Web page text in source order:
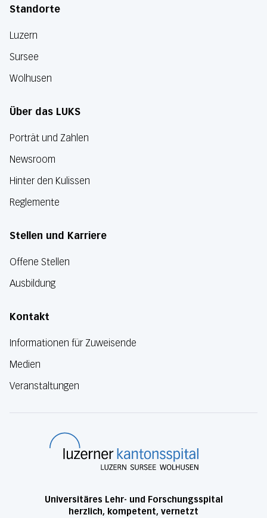
Standorte
Luzern
Sursee
Wolhusen
Über das LUKS
Porträt und Zahlen
Newsroom
Hinter den Kulissen
Reglemente
Stellen und Karriere
Offene Stellen
Ausbildung
Kontakt
Informationen für Zuweisende
Medien
Veranstaltungen
Universitäres Lehr- und Forschungsspital
herzlich, kompetent, vernetzt